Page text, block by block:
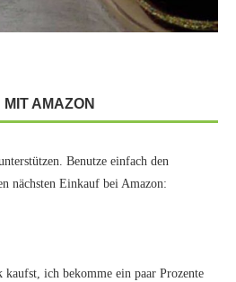
AMAZON
Benutze einfach den
nächsten Einkauf bei Amazon:
ich bekomme ein paar Prozente